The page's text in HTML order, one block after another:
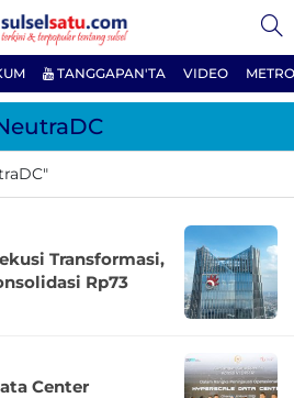
TANGGAPAN'TA VIDEO
Transformasi,
Rp73
Center